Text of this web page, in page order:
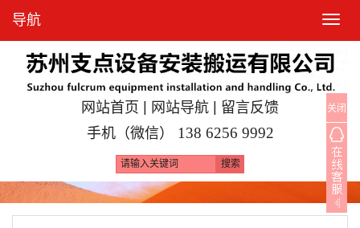
T
o
g
l
e
n
a
v
导航
网站首页 | 网站导航 | 留言反馈
手机（微信）
138 6256 9992
关闭